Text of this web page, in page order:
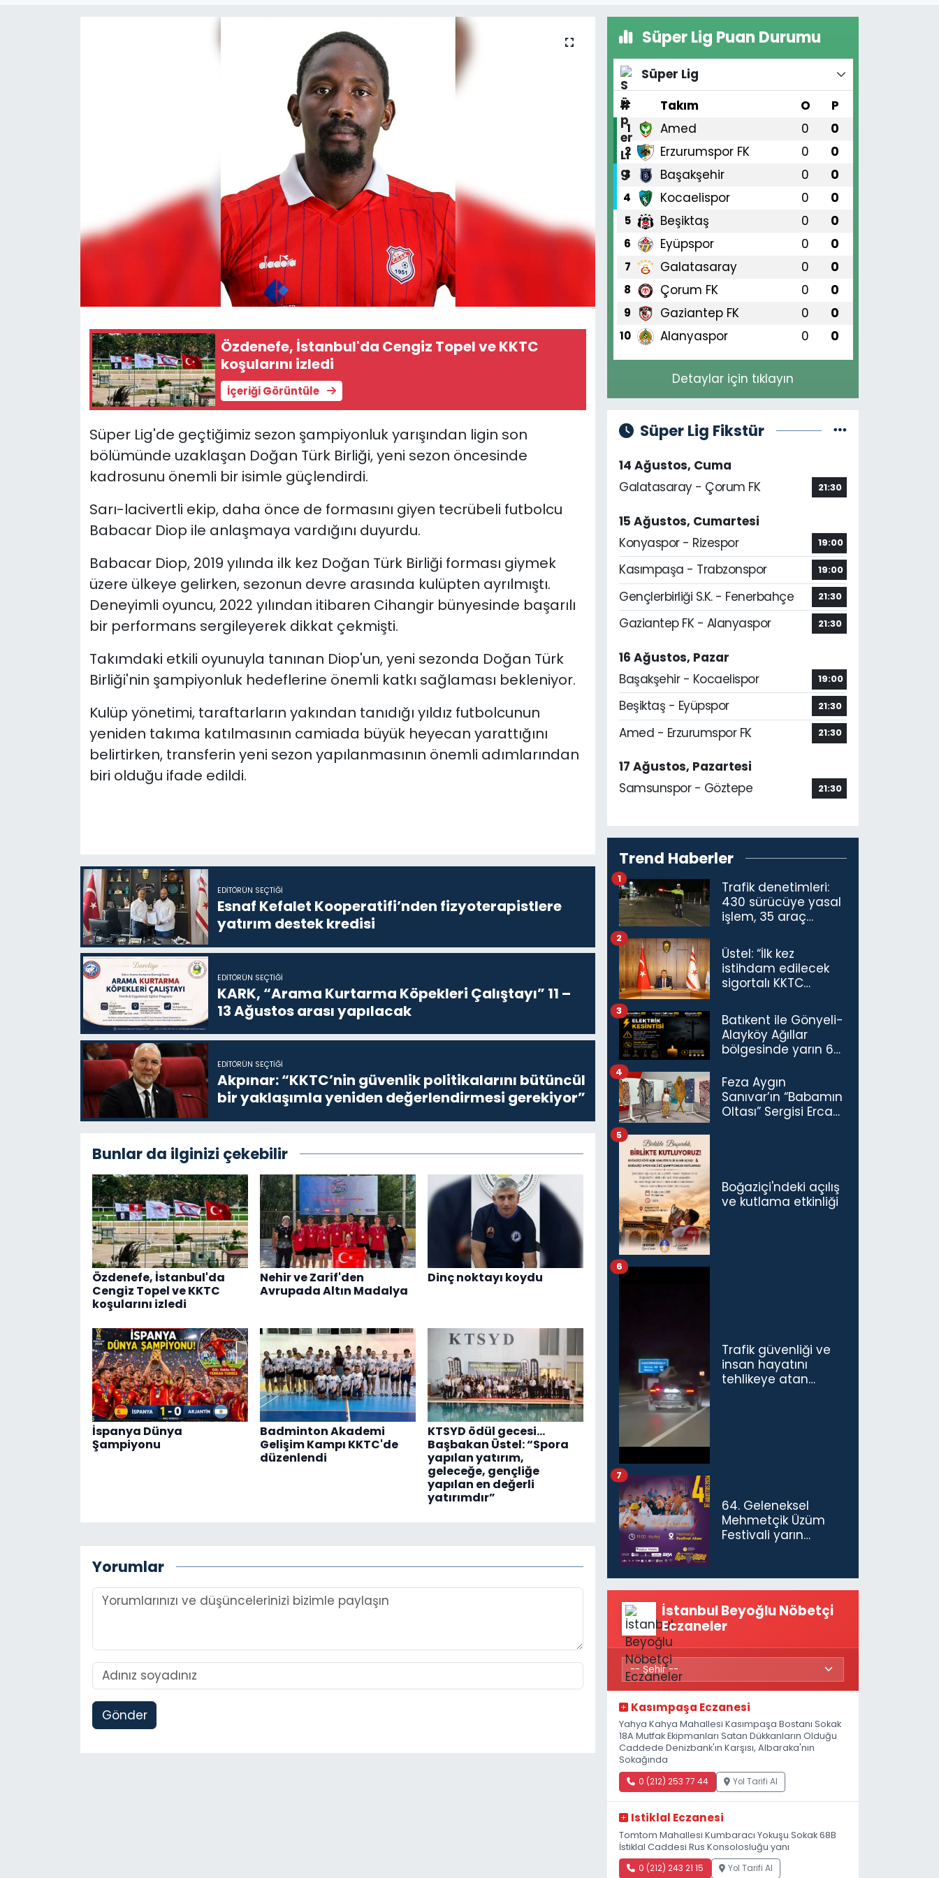
Özdenefe, İstanbul'da Cengiz Topel ve KKTC
koşularını izledi
İçeriği Görüntüle
Süper Lig'de geçtiğimiz sezon şampiyonluk yarışından ligin son
bölümünde uzaklaşan Doğan Türk Birliği, yeni sezon öncesinde
kadrosunu önemli bir isimle güçlendirdi.
Sarı-lacivertli ekip, daha önce de formasını giyen tecrübeli futbolcu
Babacar Diop ile anlaşmaya vardığını duyurdu.
Babacar Diop, 2019 yılında ilk kez Doğan Türk Birliği forması giymek
üzere ülkeye gelirken, sezonun devre arasında kulüpten ayrılmıştı.
Deneyimli oyuncu, 2022 yılından itibaren Cihangir bünyesinde başarılı
bir performans sergileyerek dikkat çekmişti.
Takımdaki etkili oyunuyla tanınan Diop'un, yeni sezonda Doğan Türk
Birliği'nin şampiyonluk hedeflerine önemli katkı sağlaması bekleniyor.
Kulüp yönetimi, taraftarların yakından tanıdığı yıldız futbolcunun
yeniden takıma katılmasının camiada büyük heyecan yarattığını
belirtirken, transferin yeni sezon yapılanmasının önemli adımlarından
biri olduğu ifade edildi.
EDITÖRÜN SEÇTIĞI
Esnaf Kefalet Kooperatifi’nden fizyoterapistlere
yatırım destek kredisi
EDITÖRÜN SEÇTIĞI
KARK, “Arama Kurtarma Köpekleri Çalıştayı” 11 –
13 Ağustos arası yapılacak
EDITÖRÜN SEÇTIĞI
Akpınar: “KKTC’nin güvenlik politikalarını bütüncül
bir yaklaşımla yeniden değerlendirmesi gerekiyor”
Bunlar da ilginizi çekebilir
Özdenefe, İstanbul'da
Cengiz Topel ve KKTC
koşularını izledi
Nehir ve Zarif'den
Avrupada Altın Madalya
Dinç noktayı koydu
İspanya Dünya
Şampiyonu
Badminton Akademi
Gelişim Kampı KKTC'de
düzenlendi
KTSYD ödül gecesi...
Başbakan Üstel: “Spora
yapılan yatırım,
geleceğe, gençliğe
yapılan en değerli
yatırımdır”
Yorumlar
Gönder
Süper Lig Puan Durumu
Süper Lig
#
Takım O P
1 Amed 0 0
2 Erzurumspor FK 0 0
3 Başakşehir 0 0
4 Kocaelispor 0 0
5 Beşiktaş 0 0
6 Eyüpspor 0 0
7 Galatasaray 0 0
8 Çorum FK 0 0
9 Gaziantep FK 0 0
10 Alanyaspor 0 0
Detaylar için tıklayın
Süper Lig Fikstür
14 Ağustos, Cuma
Galatasaray - Çorum FK
21:30
15 Ağustos, Cumartesi
Konyaspor - Rizespor
19:00
Kasımpaşa - Trabzonspor 19:00
Gençlerbirliği S.K. - Fenerbahçe 21:30
Gaziantep FK - Alanyaspor 21:30
16 Ağustos, Pazar
Başakşehir - Kocaelispor
19:00
Beşiktaş - Eyüpspor 21:30
Amed - Erzurumspor FK 21:30
17 Ağustos, Pazartesi
Samsunspor - Göztepe
21:30
Trend Haberler
Trafik denetimleri:
430 sürücüye yasal
işlem, 35 araç
1
Üstel: “İlk kez
istihdam edilecek
sigortalı KKTC
maaş desteğini 35
bin TL'ye çıkardık”
2
Batıkent ile Gönyeli-
Alayköy Ağıllar
bölgesinde yarın 6
kesintisi…
3
Feza Aygın
Sanıvar’ın “Babamın
Oltası” Sergisi Ercan
4
Boğaziçi'ndeki açılış
ve kutlama etkinliği
5
Trafik güvenliği ve
insan hayatını
tehlikeye atan
6
64. Geleneksel
Mehmetçik Üzüm
Festivali yarın
7
İstanbul Beyoğlu Nöbetçi
Eczaneler
Kasımpaşa Eczanesi
Yahya Kahya Mahallesi Kasımpaşa Bostanı Sokak
18A Mutfak Ekipmanları Satan Dükkanların Olduğu
Caddede Denizbank'ın Karşısı, Albaraka'nın
Sokağında
0 (212) 253 77 44 Yol Tarifi Al
Istiklal Eczanesi
Tomtom Mahallesi Kumbaracı Yokuşu Sokak 68B
İstiklal Caddesi Rus Konsolosluğu yanı
0 (212) 243 21 15 Yol Tarifi Al
Nöbetçi Eczaneler
Politika
Yazarlar